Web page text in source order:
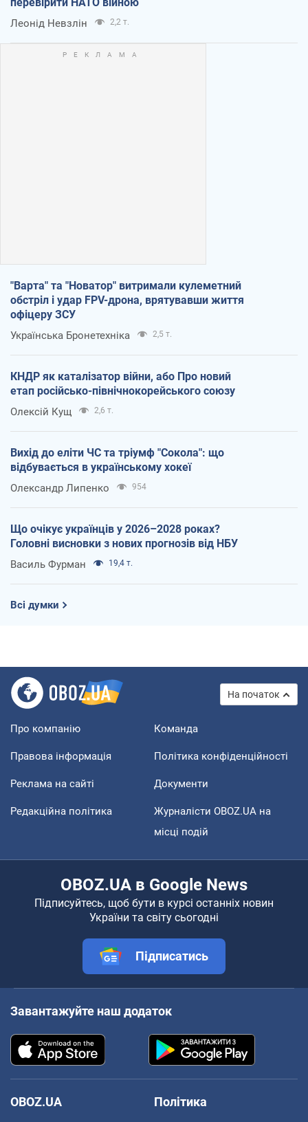
Леонід Невзлін 2,2 т.
"Варта" та "Новатор" витримали кулеметний
обстріл і удар FPV-дрона, врятувавши життя
офіцеру ЗСУ
Українська Бронетехніка 2,5 т.
КНДР як каталізатор війни, або Про новий
етап російсько-північнокорейського союзу
Олексій Кущ 2,6 т.
Вихід до еліти ЧС та тріумф "Сокола": що
відбувається в українському хокеї
Олександр Липенко 954
Що очікує українців у 2026–2028 роках?
Головні висновки з нових прогнозів від НБУ
Василь Фурман 19,4 т.
Всі думки
На початок
Про компанію Команда
Правова інформація Політика конфіденційності
Реклама на сайті Документи
Редакційна політика
Журналісти OBOZ.UA на
місці подій
OBOZ.UA в Google News
Підписуйтесь, щоб бути в курсі останніх новин
України та світу сьогодні
Підписатись
Завантажуйте наш додаток
OBOZ.UA
Політика